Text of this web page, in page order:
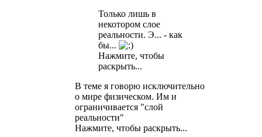
Только лишь в
некотором слое
реальности. Э... - как
бы...
Нажмите, чтобы
раскрыть...
В теме я говорю исключительно
о мире физическом. Им и
ограничивается "слой
реальности"
Нажмите, чтобы раскрыть...